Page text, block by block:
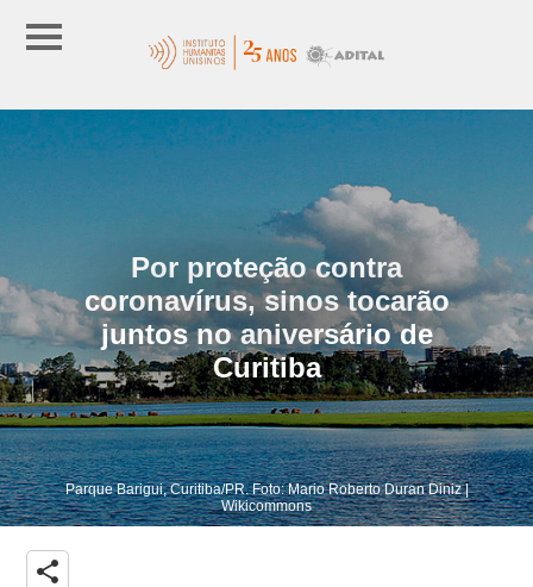
Por proteção contra
coronavírus, sinos tocarão
juntos no aniversário de
Curitiba
Parque Barigui, Curitiba/PR. Foto: Mario Roberto Duran Diniz |
Wikicommons
share